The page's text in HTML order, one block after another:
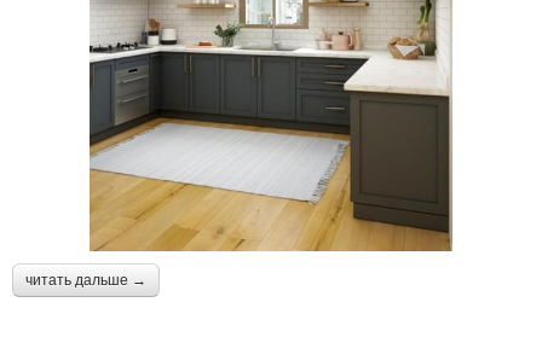
читать дальше →